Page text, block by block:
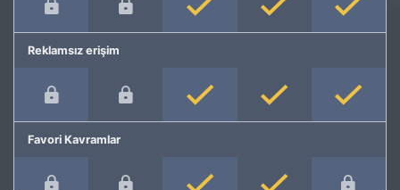
Reklamsız erişim
Favori Kavramlar